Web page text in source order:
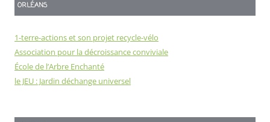
ORLÉANS
1-terre-actions et son projet recycle-vélo
Association pour la décroissance conviviale
École de l’Arbre Enchanté
le JEU : Jardin déchange universel